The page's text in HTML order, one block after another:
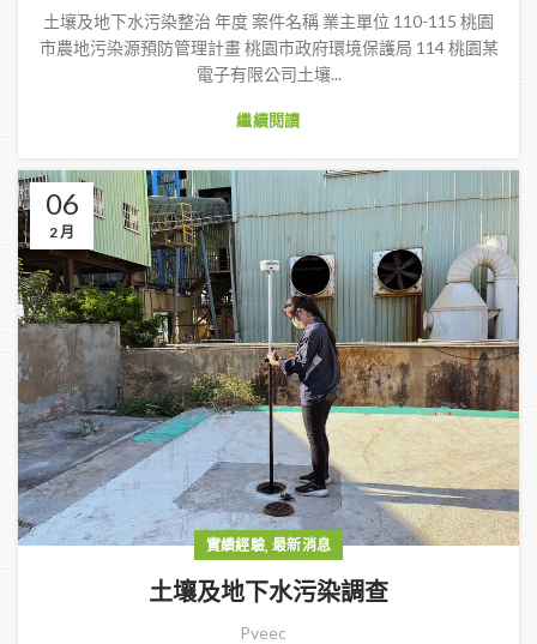
土壤及地下水污染整治 年度 案件名稱 業主單位 110-115 桃園
市農地污染源預防管理計畫 桃園市政府環境保護局 114 桃園某
電子有限公司土壤...
繼續閱讀
06
2 月
實績經驗, 最新消息
土壤及地下水污染調查
Pveec